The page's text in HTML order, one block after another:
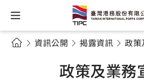
資訊公開 揭露資訊 政策
政策及業務